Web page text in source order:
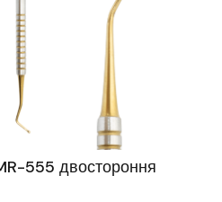
555 двостороння